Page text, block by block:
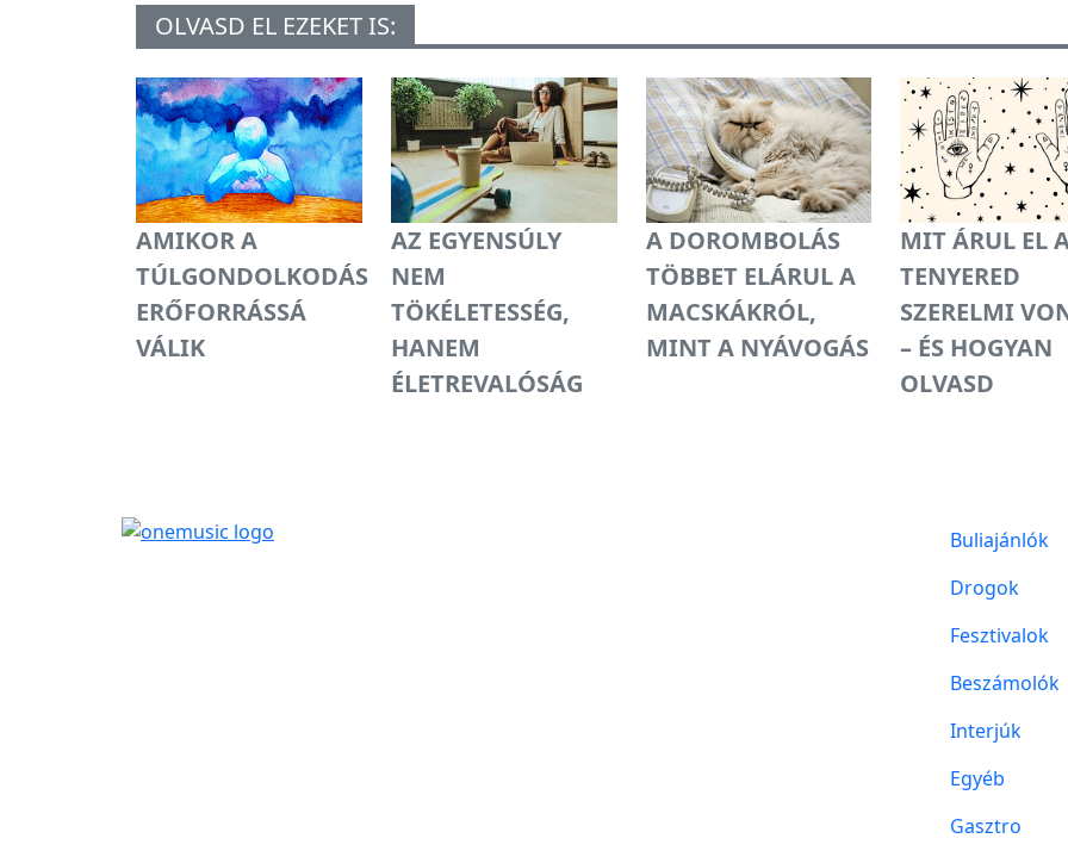
OLVASD EL EZEKET IS:
AMIKOR A
TÚLGONDOLKODÁS
ERŐFORRÁSSÁ
VÁLIK
AZ EGYENSÚLY
NEM
TÖKÉLETESSÉG,
HANEM
ÉLETREVALÓSÁG
A DOROMBOLÁS
TÖBBET ELÁRUL A
MACSKÁKRÓL,
MINT A NYÁVOGÁS
MIT ÁRUL EL
TENYERED
SZERELMI
– ÉS HOGYAN
OLVASD
Buliajánlók
Drogok
Fesztivalok
Beszámolók
Interjúk
Egyéb
Gasztro